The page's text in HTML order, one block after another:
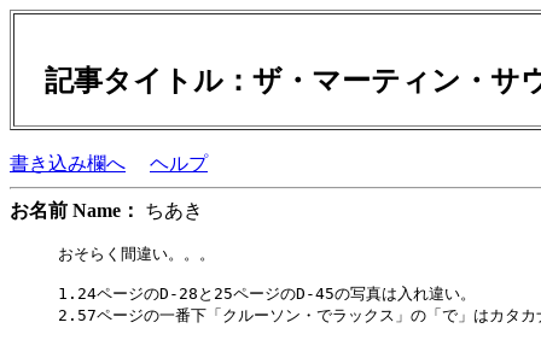
記事タイトル：ザ・マーティン・
書き込み欄へ ヘルプ
お名前 Name： ちあき
おそらく間違い。。。
1.24ページのD-28と25ページのD-45の写真は入れ違い。
2.57ページの一番下「クルーソン・でラックス」の「で」はカタカ